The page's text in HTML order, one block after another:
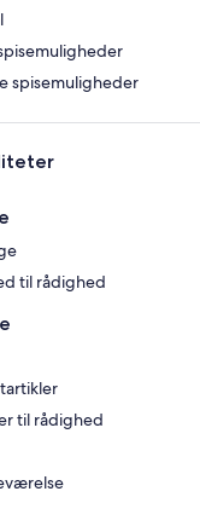
spisemuligheder
til rådighed
til rådighed